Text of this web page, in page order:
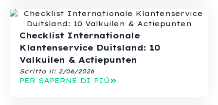
Checklist Internationale
Klantenservice Duitsland: 10
Valkuilen & Actiepunten
Scritto il: 2/06/2026
PER SAPERNE DI PIÙ